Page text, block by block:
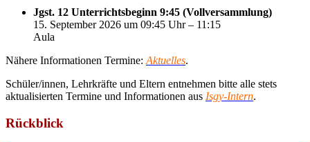
Jgst. 12 Unterrichtsbeginn 9:45 (Vollversammlung)
15. September 2026 um 09:45 Uhr – 11:15
Aula
Nähere Informationen Termine: Aktuelles.
Schüler/innen, Lehrkräfte und Eltern entnehmen bitte alle stets
aktualisierten Termine und Informationen aus Isgy-Intern.
Rückblick